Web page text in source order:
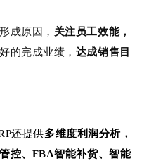
成原因， 关注员工效能，
的完成业绩， 达成销售目
还提供多维度利润分析，
控、FBA智能补货、智能